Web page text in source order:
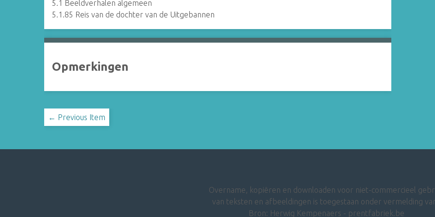
5.1 Beeldverhalen algemeen
5.1.85 Reis van de dochter van de Uitgebannen
Opmerkingen
← Previous Item
Overname, kopiëren en downloaden voor niet-commercieel
van teksten en afbeeldingen is toegestaan onder vermelding
Bron: Herwig Kempenaers - prentfabriek.be